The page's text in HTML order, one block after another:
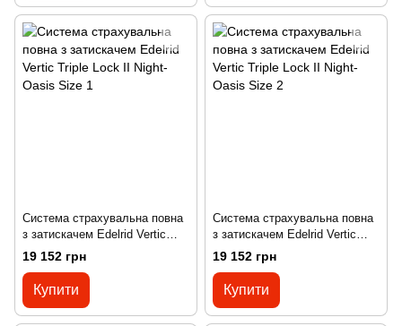
Система страхувальна повна
з затискачем Edelrid Vertic
Triple Lock II Night-Oasis Size
19 152 грн
Купити
Система страхувальна повна
з затискачем Edelrid Vertic
Triple Lock II Night-Oasis Size
19 152 грн
Купити